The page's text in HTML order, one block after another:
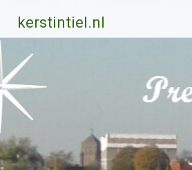
naar
de
inhoud
kerstintiel.nl